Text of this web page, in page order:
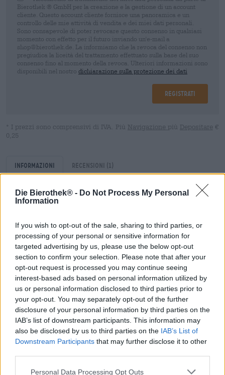
Die Bierothek® - Do Not Process My Personal
Information
If you wish to opt-out of the sale, sharing to third parties, or
processing of your personal or sensitive information for
targeted advertising by us, please use the below opt-out
section to confirm your selection. Please note that after your
opt-out request is processed you may continue seeing
interest-based ads based on personal information utilized by
us or personal information disclosed to third parties prior to
your opt-out. You may separately opt-out of the further
disclosure of your personal information by third parties on the
IAB’s list of downstream participants. This information may
also be disclosed by us to third parties on the IAB’s List of
Downstream Participants that may further disclose it to other
Personal Data Processing Opt Outs
Bierothek ® GmbH per la creazione e la gestione di un account
cliente. Questo account cliente fornisce una panoramica e un
controllo delle mie attività di vendita e dei miei dati personali.
Sono consapevole di poter revocare questo consenso in qualsiasi
momento con effetto per il futuro inviando un'e-mail a
shop@bierothek.de. La informiamo che la revoca del consenso non
pregiudica la liceità del trattamento effettuato sulla base del suo
consenso fino al momento della revoca. Ulteriori informazioni sono
disponibili nel nostro dichiarazione sulla protezione dei dati
Registrati
* I prezzi sono comprensivi di IVA. Più Navigazione più Depositare €
0,25
Informazioni Recensioni (1)
Contenuto
0,36 Litro Potere
Brauerei
Sierra Nevada Brewing Co.
Tessera Bierothek®
11012023
Peso
0.35kg(0.37kg con imballaggio)
Depositare
€ 0.25
LMIV
Operatore responsabile del settore alimentare (UE)
Sierra Nevada Brewing Co., 1075 East 20th Street,